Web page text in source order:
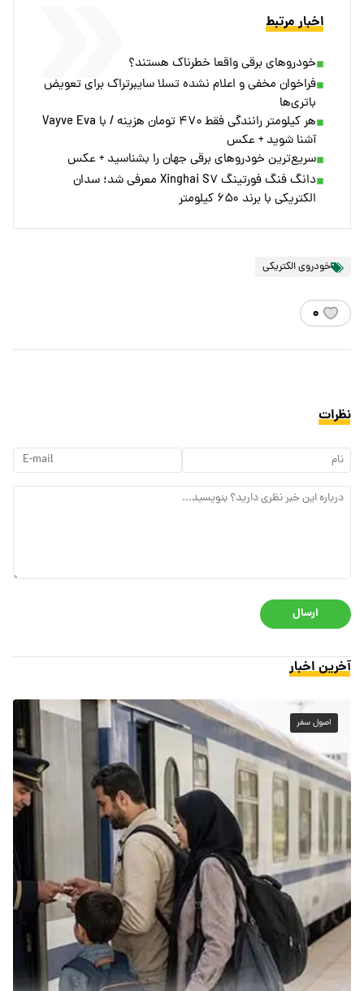
اخبار مرتبط
خودروهای برقی واقعا خطرناک هستند؟
فراخوان مخفی و اعلام نشده تسلا سایبرتراک برای تعویض
باتری‌ها
هر کیلومتر رانندگی فقط ۴۷۰ تومان هزینه / با Vayve Eva
آشنا شوید + عکس
سریع‌ترین خودروهای برقی جهان را بشناسید + عکس
دانگ‌ فنگ فورتینگ Xinghai S۷ معرفی شد؛ سدان
الکتریکی با برند ۶۵۰ کیلومتر
خودروی الکتریکی
۰
نظرات
ارسال
آخرین اخبار
اصول سفر